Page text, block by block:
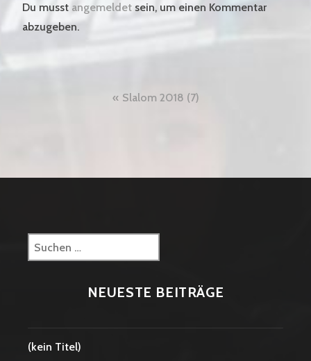
Du musst angemeldet sein, um einen Kommentar
abzugeben.
Beitragsnavigation
Slalom 2018 (7)
Suchen
nach:
NEUESTE BEITRÄGE
(kein Titel)